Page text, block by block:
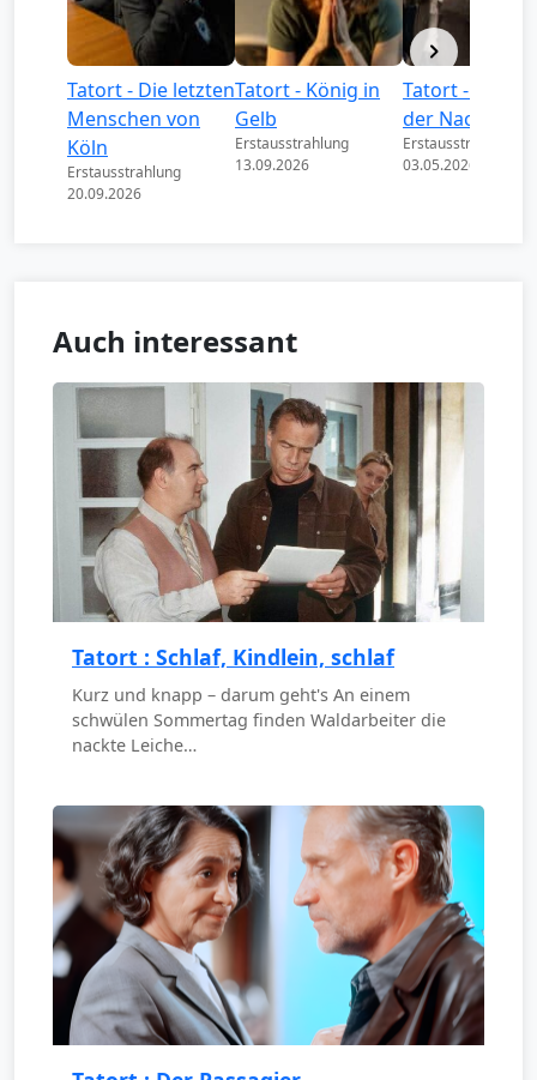
Tatort - Die letzten
Menschen von
Köln
Erstausstrahlung
20.09.2026
Tatort - König in
Gelb
Erstausstrahlung
13.09.2026
Tatort - Könige
der Nacht
Erstausstrahlung
03.05.2026
Auch interessant
Tatort : Schlaf, Kindlein, schlaf
Kurz und knapp – darum geht's An einem
schwülen Sommertag finden Waldarbeiter die
nackte Leiche…